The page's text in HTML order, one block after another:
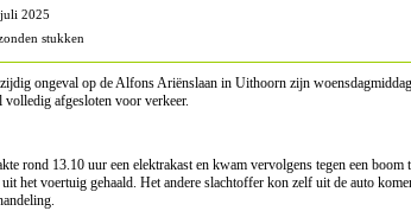
2025
stukken
ongeval op de Alfons Ariënslaan in Uithoorn zijn
volledig afgesloten voor verkeer.
rond 13.10 uur een elektrakast en kwam vervolgens tegen een
het voertuig gehaald. Het andere slachtoffer kon zelf uit de auto